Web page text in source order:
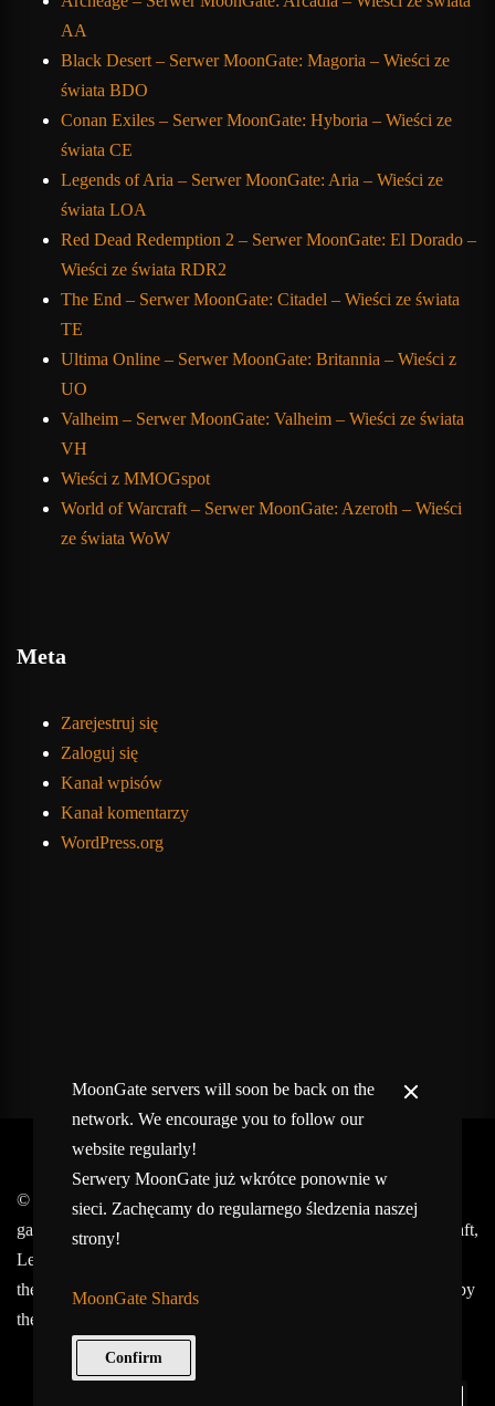
AA
Black Desert – Serwer MoonGate: Magoria – Wieści ze
świata BDO
Conan Exiles – Serwer MoonGate: Hyboria – Wieści ze
świata CE
Legends of Aria – Serwer MoonGate: Aria – Wieści ze
świata LOA
Red Dead Redemption 2 – Serwer MoonGate: El Dorado –
Wieści ze świata RDR2
The End – Serwer MoonGate: Citadel – Wieści ze świata
TE
Ultima Online – Serwer MoonGate: Britannia – Wieści z
UO
Valheim – Serwer MoonGate: Valheim – Wieści ze świata
VH
Wieści z MMOGspot
World of Warcraft – Serwer MoonGate: Azeroth – Wieści
ze świata WoW
Meta
Zarejestruj się
Zaloguj się
Kanał wpisów
Kanał komentarzy
WordPress.org
© 2017-2026 MMOGspot. The logos and names of individual
games (Ultima Online, Valheim, Conan Exiles, World of Warcraft,
Legends of Aria, Black Desert Online, The End, Archeage) are
the property of their publishers. MoonGate servers are not kept by
them.
MoonGate servers will soon be back on the
network. We encourage you to follow our
website regularly!
Serwery MoonGate już wkrótce ponownie w
sieci. Zachęcamy do regularnego śledzenia naszej
strony!
MoonGate Shards
Confirm